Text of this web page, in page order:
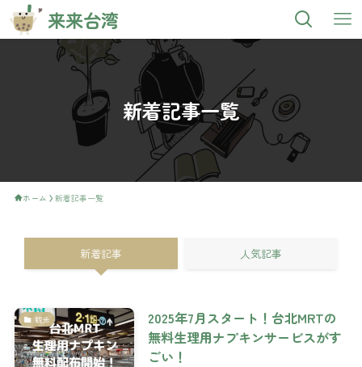
来来台湾
新着記事一覧
ホーム 新着記事一覧
新着記事 人気記事
観光
2025年7月スタート！台北MRTの
無料生理用ナプキンサービスがす
ごい！